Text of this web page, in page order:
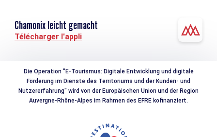
Chamonix leicht gemacht
Télécharger l'appli
Die Operation "E-Tourismus: Digitale Entwicklung und digitale
Förderung im Dienste des Territoriums und der Kunden- und
Nutzererfahrung" wird von der Europäischen Union und der Region
Auvergne-Rhône-Alpes im Rahmen des EFRE kofinanziert.